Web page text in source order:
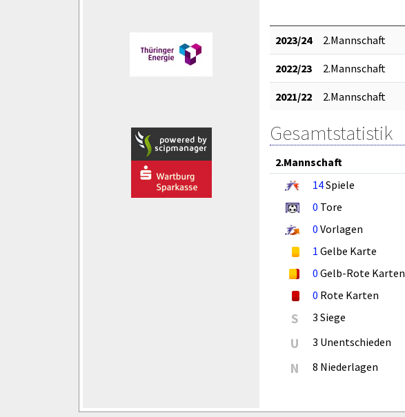
2023/24 2.Mannschaft
2022/23 2.Mannschaft
2021/22 2.Mannschaft
Gesamtstatistik
2.Mannschaft
14Spiele
0 Tore
0 Vorlagen
1 Gelbe Karte
0 Gelb-Rote Karten
0 Rote Karten
S 3 Siege
U 3 Unentschieden
N 8 Niederlagen